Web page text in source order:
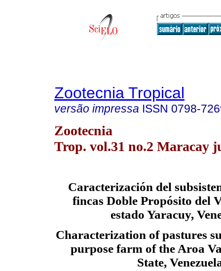
Zootecnia Tropical
versão impressa ISSN 0798-
Zootecnia
Trop. vol.31 no.2 Maracay
Caracterización del
fincas Doble Propósito del
estado Yaracuy,
Characterization of pastures
purpose farm of the Aroa
State,